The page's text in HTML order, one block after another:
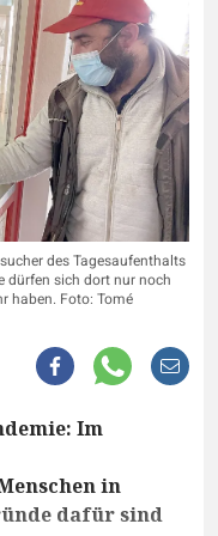
des Tagesaufenthalts
dürfen sich dort nur noch
haben. Foto: Tomé
Im
in
dafür sind